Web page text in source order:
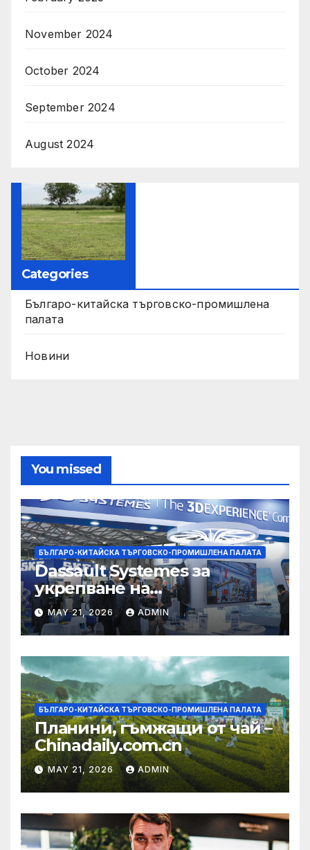
November 2024
October 2024
September 2024
August 2024
Categories
Българо-китайска търговско-промишлена
палата
Новини
You missed
БЪЛГАРО-КИТАЙСКА ТЪРГОВСКО-ПРОМИШЛЕНА ПАЛАТА
Dassault Systemes за
укрепване на
изграждането на AI
екосистема в Китай
MAY 21, 2026 ADMIN
БЪЛГАРО-КИТАЙСКА ТЪРГОВСКО-ПРОМИШЛЕНА ПАЛАТА
Планини, гъмжащи от чай –
Chinadaily.com.cn
MAY 21, 2026 ADMIN